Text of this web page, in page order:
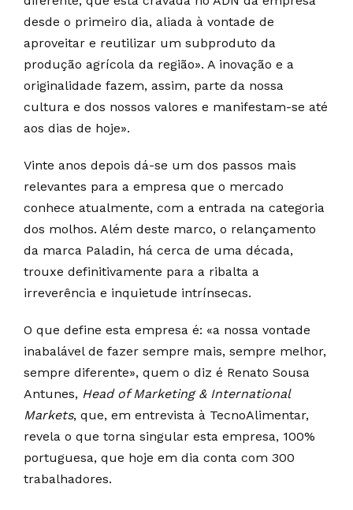
desde o primeiro dia, aliada à vontade de
aproveitar e reutilizar um subproduto da
produção agrícola da região». A inovação e a
originalidade fazem, assim, parte da nossa
cultura e dos nossos valores e manifestam-se até
aos dias de hoje».
Vinte anos depois dá-se um dos passos mais
relevantes para a empresa que o mercado
conhece atualmente, com a entrada na categoria
dos molhos. Além deste marco, o relançamento
da marca Paladin, há cerca de uma década,
trouxe definitivamente para a ribalta a
irreverência e inquietude intrínsecas.
O que define esta empresa é: «a nossa vontade
inabalável de fazer sempre mais, sempre melhor,
sempre diferente», quem o diz é Renato Sousa
Antunes, Head of Marketing & International
Markets, que, em entrevista à TecnoAlimentar,
revela o que torna singular esta empresa, 100%
portuguesa, que hoje em dia conta com 300
trabalhadores.